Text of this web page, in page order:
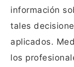
información
tales
aplicados.
los